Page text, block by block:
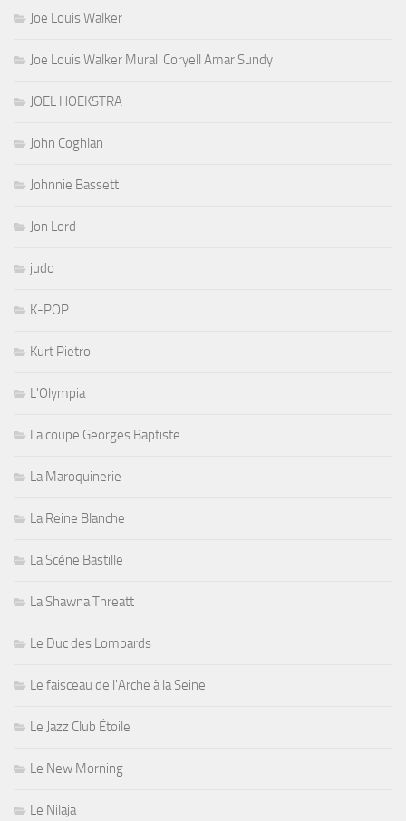
Joe Louis Walker
Joe Louis Walker Murali Coryell Amar Sundy
JOEL HOEKSTRA
John Coghlan
Johnnie Bassett
Jon Lord
judo
K-POP
Kurt Pietro
L'Olympia
La coupe Georges Baptiste
La Maroquinerie
La Reine Blanche
La Scène Bastille
La Shawna Threatt
Le Duc des Lombards
Le faisceau de l'Arche à la Seine
Le Jazz Club Étoile
Le New Morning
Le Nilaja